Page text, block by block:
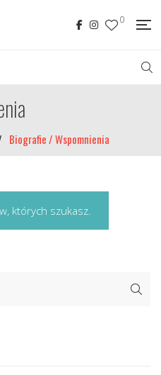
0
Biografie / Wspomnienia
których szukasz.